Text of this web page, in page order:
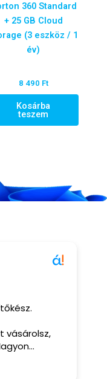
360 Standard
+ 25 GB Cloud
(3 eszköz / 1
év)
8 490 Ft
Kosárba
teszem
vásárolsz,
ilyet.